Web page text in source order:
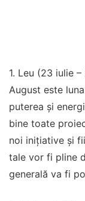
1. Leu (23 iulie
August este
puterea și
bine toate
noi inițiative și
tale vor fi pline
generală va fi